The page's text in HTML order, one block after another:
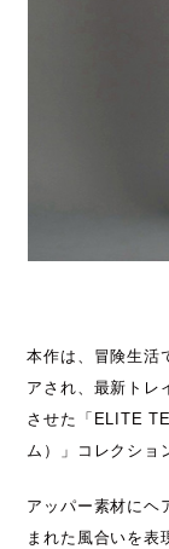
本作は、冒険生活
アされ、最新トレ
させた「ELITE
ム）」コレクショ
アッパー素材にヘ
まれた風合いを表